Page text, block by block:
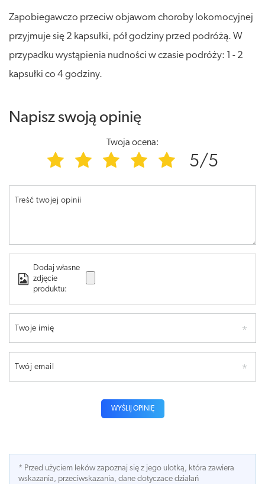
Zapobiegawczo przeciw objawom choroby lokomocyjnej
przyjmuje się 2 kapsułki, pół godziny przed podróżą. W
przypadku wystąpienia nudności w czasie podróży: 1 - 2
kapsułki co 4 godziny.
Napisz swoją opinię
Twoja ocena:
5/5
Treść twojej opinii
Dodaj własne
zdjęcie
produktu:
Twoje imię
Twój email
WYŚLIJ OPINIĘ
* Przed użyciem leków zapoznaj się z jego ulotką, która zawiera
wskazania, przeciwskazania, dane dotyczace działań